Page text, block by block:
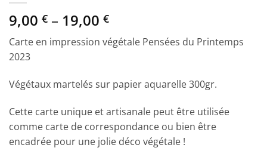
9,00 € – 19,00 €Price
range:
9,00 €
19,00 €
Carte en impression végétale Pensées du Printemps
2023
Végétaux martelés sur papier aquarelle 300gr.
Cette carte unique et artisanale peut être utilisée
comme carte de correspondance ou bien être
encadrée pour une jolie déco végétale !